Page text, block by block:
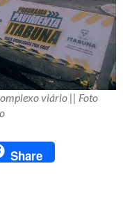
viário || Foto
Share